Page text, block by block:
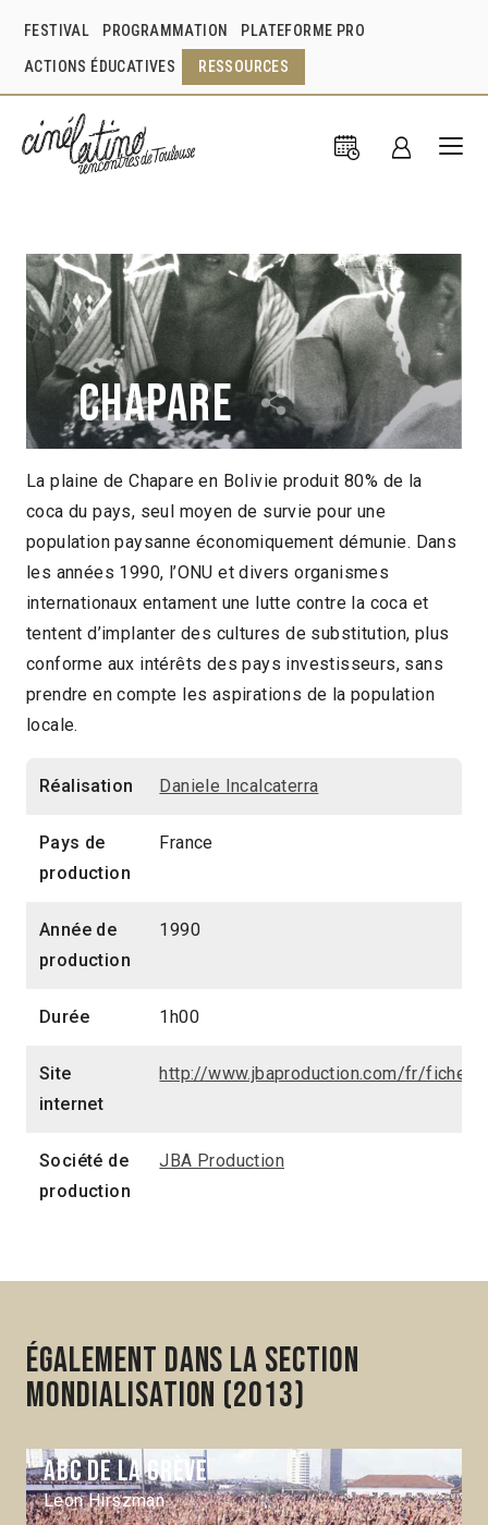
FESTIVAL PROGRAMMATION PLATEFORME PRO
ACTIONS ÉDUCATIVES RESSOURCES
Chapare
Daniele Incalcaterra France 1990
1h00
2013 > Mondialisation
La plaine de Chapare en Bolivie produit 80% de la
coca du pays, seul moyen de survie pour une
population paysanne économiquement démunie. Dans
les années 1990, l’ONU et divers organismes
internationaux entament une lutte contre la coca et
tentent d’implanter des cultures de substitution, plus
conforme aux intérêts des pays investisseurs, sans
prendre en compte les aspirations de la population
locale.
Réalisation Daniele Incalcaterra
Pays de
production
France
Année de
production
1990
Durée 1h00
Site
internet
http://www.jbaproduction.com/fr/
Société de
production
JBA Production
Également dans la section
Mondialisation (2013)
ABC de la grève
Leon Hirszman